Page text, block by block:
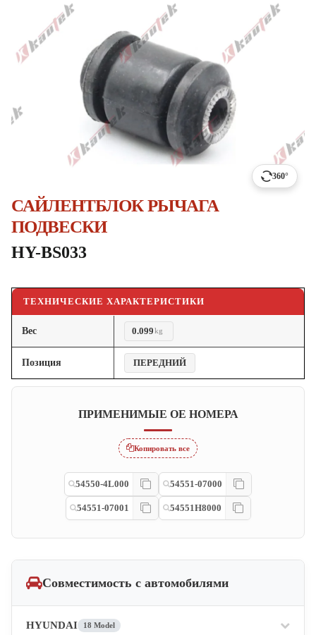
360°
САЙЛЕНТБЛОК РЫЧАГА
ПОДВЕСКИ
HY-BS033
ТЕХНИЧЕСКИЕ ХАРАКТЕРИСТИКИ
Вес 0.099kg
Позиция ПЕРЕДНИЙ
ПРИМЕНИМЫЕ OE НОМЕРА
Копировать все
54550-4L000 54551-07000
54551-07001 54551H8000
Совместимость с автомобилями
HYUNDAI 18 Model